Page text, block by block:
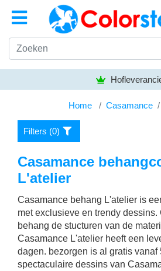
Home Casamance
Filters (0)
Casamance
L'atelier
Casamance behang L'atelier is
met exclusieve en trendy dessins.
behang de stucturen van de
Casamance L'atelier heeft een
dagen. bezorgen is al gratis
spectaculaire dessins van